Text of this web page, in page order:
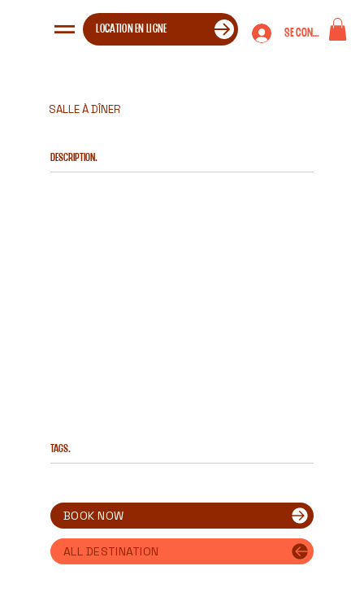
LOCATION EN LIGNE Se connecter
SALLE À DÎNER
Description.
Tags.
BOOK NOW
ALL DESTINATION